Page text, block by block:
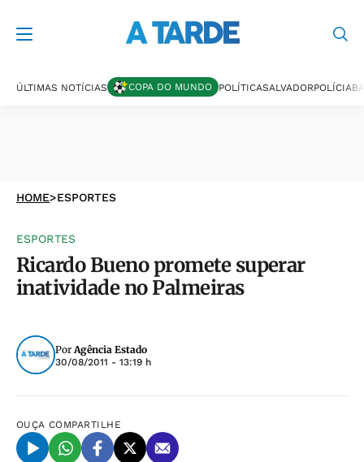
ÚLTIMAS NOTÍCIAS COPA DO MUNDO POLÍTICASALVADORPOLÍCIA
HOME>ESPORTES
ESPORTES
Ricardo Bueno promete superar
inatividade no Palmeiras
PorAgência Estado
30/08/2011 - 13:19 h
OUÇA COMPARTILHE